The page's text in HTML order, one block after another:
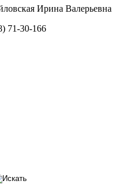
Ирина Валерьевна
71-30-166